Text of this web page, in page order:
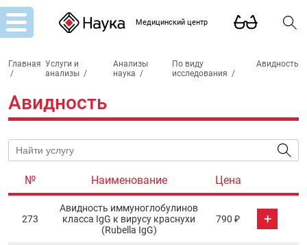
Медицинский центр
Главная
/
Услуги и
анализы /
Анализы
наука /
По виду
исследования /
Авидность
Авидность
№ Наименование Цена
273
Авидность иммуноглобулинов
класса IgG к вирусу краснухи
(Rubella IgG)
790 ₽ +